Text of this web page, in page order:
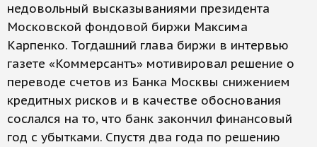
недовольный высказываниями президента
Московской фондовой биржи Максима
Карпенко. Тогдашний глава биржи в интервью
газете «Коммерсантъ» мотивировал решение о
переводе счетов из Банка Москвы снижением
кредитных рисков и в качестве обоснования
сослался на то, что банк закончил финансовый
год с убытками. Спустя два года по решению